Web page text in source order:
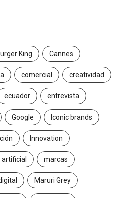
King Cannes
comercial creatividad
ecuador entrevista
Google Iconic brands
Innovation
marcas
Maruri Grey